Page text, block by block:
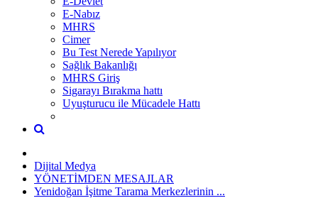
E-Nabız
MHRS
Cimer
Bu Test Nerede Yapılıyor
Sağlık Bakanlığı
MHRS Giriş
Sigarayı Bırakma hattı
Uyuşturucu ile Mücadele Hattı
Dijital Medya
YÖNETİMDEN MESAJLAR
Yenidoğan İşitme Tarama Merkezlerinin ...